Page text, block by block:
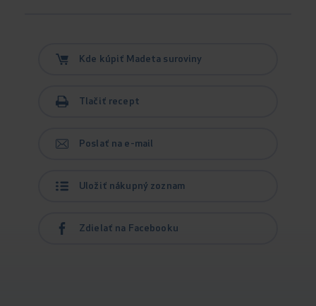
Kde kúpiť Madeta suroviny
Tlačiť recept
Poslať na e-mail
Uložiť nákupný zoznam
Zdielať na Facebooku